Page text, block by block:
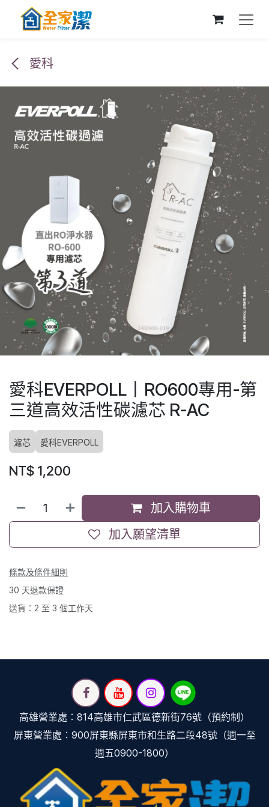
跳至內容
愛科
愛科EVERPOLL丨RO600專用-第
三道高效活性碳濾芯 R-AC
濾芯 愛科EVERPOLL
NT$ 1,200
加入購物車
加入願望清單
條款及條件細則
30 天退款保證
送貨：2 至 3 個工作天
高雄營業處：814高雄市仁武區德新街76號（預約制）
屏東營業處：900屏東縣屏東市和生路二段48號（週一至
週五0900-1800）